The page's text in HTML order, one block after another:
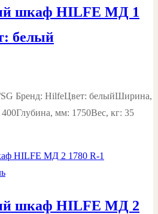
шкаф HILFE МД 1
белый
Бренд: HilfeЦвет: белыйШирина,
мм: 1750Вес, кг: 35
шкаф HILFE МД 2